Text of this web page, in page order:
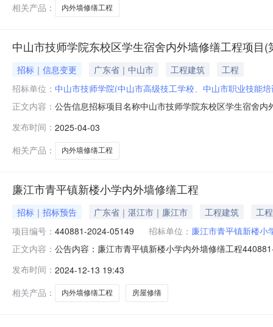
相关产品：
内外墙修缮工程
中山市技师学院东校区学生宿舍内外墙修缮工程项目
招标｜信息变更 广东省｜中山市 工程建筑
工程
招标单位： 中山市技师学院(中山市高级技工学校、中山市职业技能
正文内容： 公告信息招标项目名称中山市技师学院东校区学生宿舍
工程，是否可以满足条件。回复：本项目“同类工程”指
红头文件，请问是否可反映职称证符合招
发布时间： 2025-04-03
相关产品：
内外墙修缮工程
廉江市青平镇新楼小学内外墙修缮工程
招标｜招标预告 广东省｜湛江市｜廉江市 工程建筑
工程
项目编号： 440881-2024-05149 招标单位： 廉江市青平镇新楼小
正文内容： 公告内容：廉江市青平镇新楼小学内外墙修缮工程
人：廉江市青平镇新楼小学发布时间：2024年12月13日
发布时间： 2024-12-13 19:43
相关产品：
内外墙修缮工程 房屋修缮